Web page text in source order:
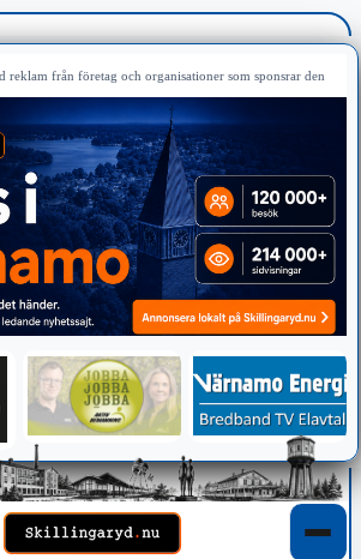
reklam från företag och organisationer som sponsrar den